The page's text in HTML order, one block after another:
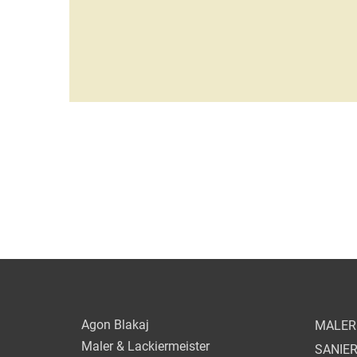
Agon Blakaj
Maler & Lackiermeister